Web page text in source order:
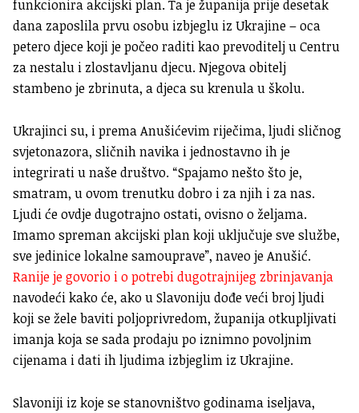
funkcionira akcijski plan. Ta je županija prije desetak
dana zaposlila prvu osobu izbjeglu iz Ukrajine – oca
petero djece koji je počeo raditi kao prevoditelj u Centru
za nestalu i zlostavljanu djecu. Njegova obitelj
stambeno je zbrinuta, a djeca su krenula u školu.
Ukrajinci su, i prema Anušićevim riječima, ljudi sličnog
svjetonazora, sličnih navika i jednostavno ih je
integrirati u naše društvo. “Spajamo nešto što je,
smatram, u ovom trenutku dobro i za njih i za nas.
Ljudi će ovdje dugotrajno ostati, ovisno o željama.
Imamo spreman akcijski plan koji uključuje sve službe,
sve jedinice lokalne samouprave”, naveo je Anušić.
Ranije je govorio i o potrebi dugotrajnijeg zbrinjavanja
navodeći kako će, ako u Slavoniju dođe veći broj ljudi
koji se žele baviti poljoprivredom, županija otkupljivati
imanja koja se sada prodaju po iznimno povoljnim
cijenama i dati ih ljudima izbjeglim iz Ukrajine.
Slavoniji iz koje se stanovništvo godinama iseljava,